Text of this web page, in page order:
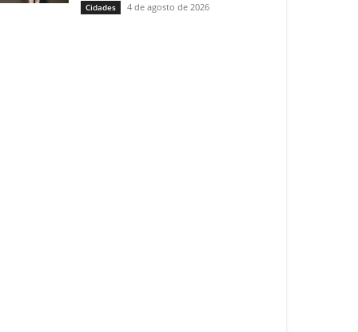
Cidades 4 de agosto de 2026